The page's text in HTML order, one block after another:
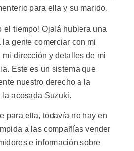
para ella y su marido.
el tiempo! Ojalá hubiera una
la gente comerciar con mi
mi dirección y detalles de mi
Este es un sistema que
nuestro derecho a la
acosada Suzuki.
para ella, todavía no hay en
a las compañías vender
e información sobre